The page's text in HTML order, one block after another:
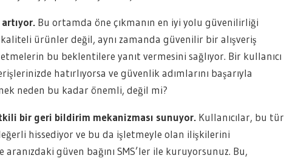
Bu ortamda öne çıkmanın en iyi yolu güvenilirliği
ürünler değil, aynı zamanda güvenilir bir alışveriş
bu beklentilere yanıt vermesini sağlıyor. Bir kullanıcı
hatırlıyorsa ve güvenlik adımlarını başarıyla
neden bu kadar önemli, değil mi?
bir geri bildirim mekanizması sunuyor. Kullanıcılar, bu tür
hissediyor ve bu da işletmeyle olan ilişkilerini
güven bağını SMS’ler ile kuruyorsunuz. Bu,